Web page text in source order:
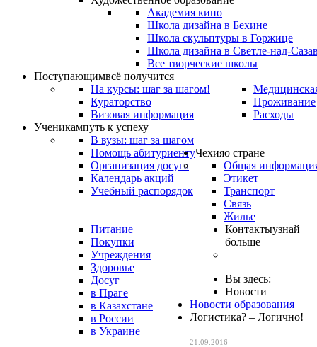
Академия кино
Школа дизайна в Бехине
Школа скульптуры в Горжице
Школа дизайна в Светле-над-
Все творческие школы
Поступающимвсё получится
На курсы: шаг за шагом!
Кураторство
Визовая информация
Проживание
Расходы
Ученикампуть к успеху
В вузы: шаг за шагом
Помощь абитуриенту
Организация досуга
Календарь акций
Учебный распорядок
Чехияо стране
Общая
Этикет
Транспорт
Связь
Жилье
Питание
Покупки
Учреждения
Здоровье
Досуг
Контактыузнай
больше
в Праге
в Казахстане
в России
в Украине
Вы здесь:
Новости
Новости образования
Логистика? – Логично!
21.09.2016